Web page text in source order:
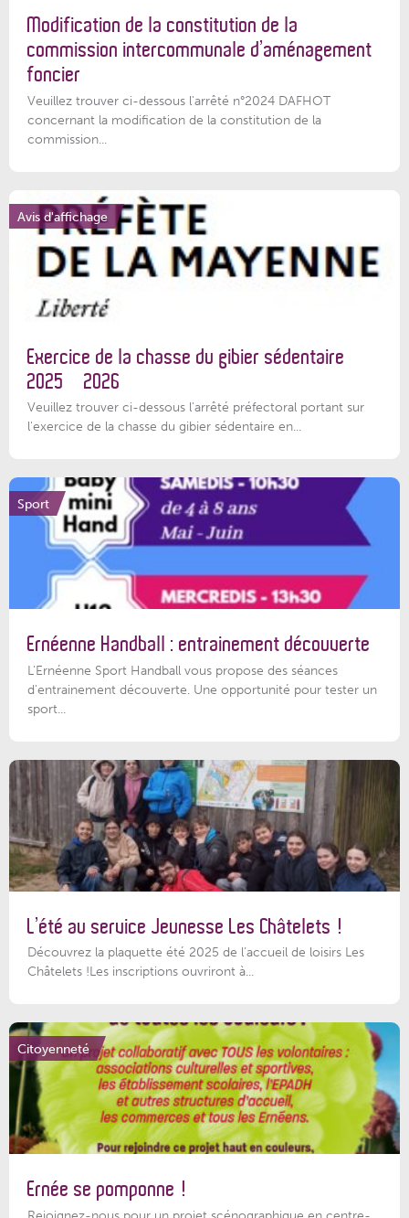
Modification de la constitution de la
commission intercommunale d’aménagement
foncier
Veuillez trouver ci-dessous l'arrêté n°2024 DAFHOT
concernant la modification de la constitution de la
commission...
Avis d'affichage
Exercice de la chasse du gibier sédentaire
2025 – 2026
Veuillez trouver ci-dessous l'arrêté préfectoral portant sur
l'exercice de la chasse du gibier sédentaire en...
Sport
Ernéenne Handball : entrainement découverte
L'Ernéenne Sport Handball vous propose des séances
d'entrainement découverte. Une opportunité pour tester un
sport...
L’été au service Jeunesse Les Châtelets !
Découvrez la plaquette été 2025 de l’accueil de loisirs Les
Châtelets !Les inscriptions ouvriront à...
Citoyenneté
Ernée se pomponne !